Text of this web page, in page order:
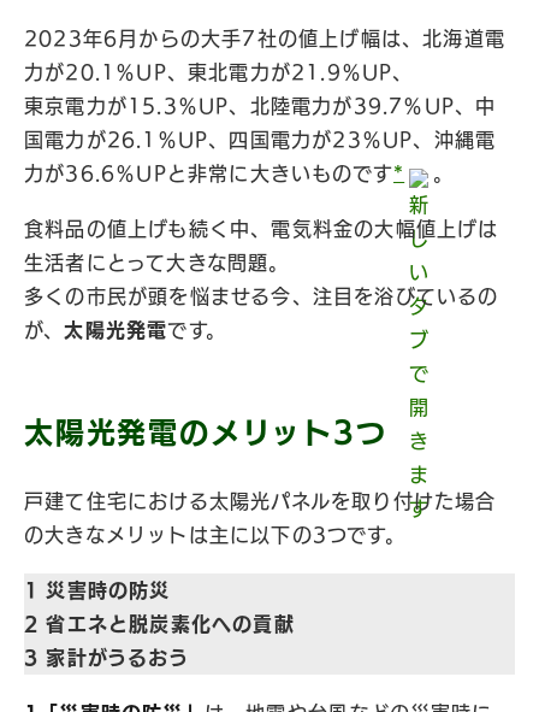
2023年6月からの大手7社の値上げ幅は、北海道電
力が20.1％UP、東北電力が21.9％UP、
東京電力が15.3％UP、北陸電力が39.7％UP、中
国電力が26.1％UP、四国電力が23％UP、沖縄電
力が36.6％UPと非常に大きいものです* 。
食料品の値上げも続く中、電気料金の大幅値上げは
生活者にとって大きな問題。
多くの市民が頭を悩ませる今、注目を浴びているの
が、太陽光発電です。
太陽光発電のメリット3つ
⼾建て住宅における太陽光パネルを取り付けた場合
の大きなメリットは主に以下の3つです。
1 災害時の防災
2 省エネと脱炭素化への貢献
3 家計がうるおう